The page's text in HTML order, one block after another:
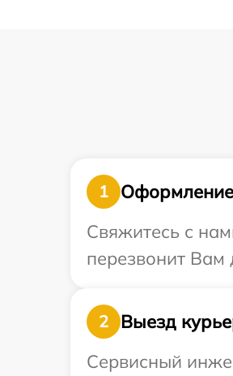
1
Свяжитесь с
перезвонит Вам
2
Выезд
Сервисный